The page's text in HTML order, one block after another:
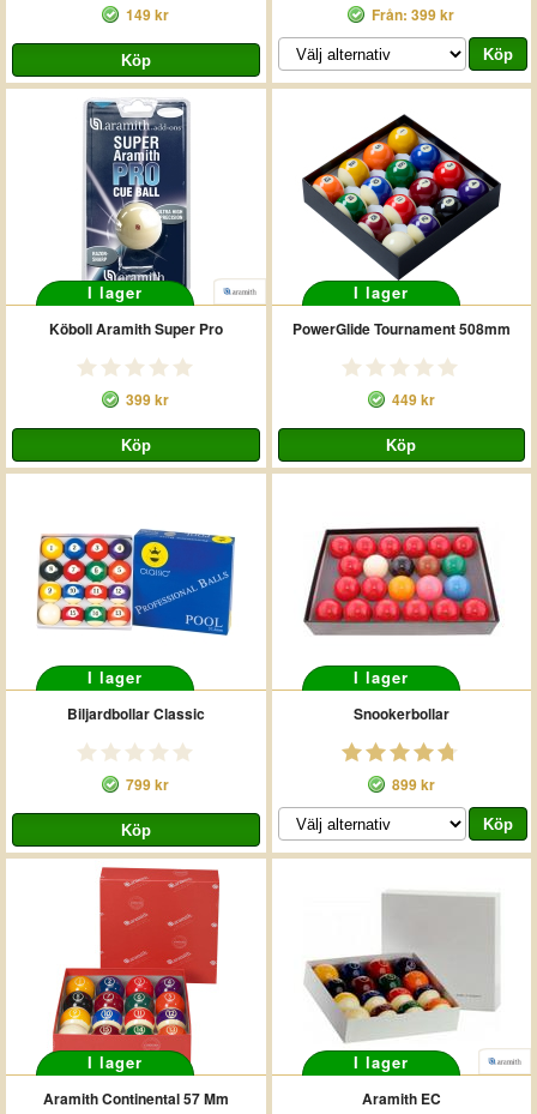
149 kr Från: 399 kr
I lager
Köboll Aramith Super Pro
399 kr
I lager
PowerGlide Tournament 508mm
449 kr
I lager
Biljardbollar Classic
799 kr
I lager
Snookerbollar
899 kr
I lager
Aramith Continental 57 Mm
I lager
Aramith EC